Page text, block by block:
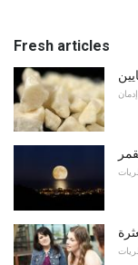
Fresh articles
إدمان